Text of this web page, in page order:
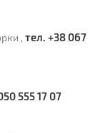
, тел. +38 067
555 17 07